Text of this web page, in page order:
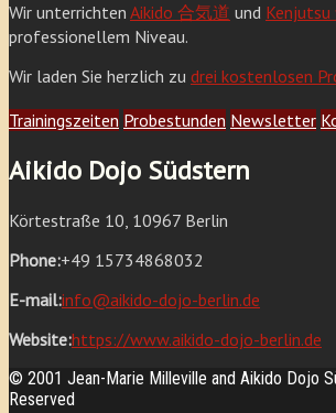
Wir unterrichten Aikido 合気道 und
professionellem Niveau.
Wir laden Sie herzlich zu drei kostenlosen
Trainingszeiten Probestunden Newsletter
Aikido Dojo Südstern
Körtestraße 10, 10967 Berlin
Phone:+49 15734868032
E-mail:info@aikido-dojo-berlin.de
Website:https://www.aikido-dojo-berlin.de
© 2001 Jean-Marie Milleville and Aikido Dojo
Reserved